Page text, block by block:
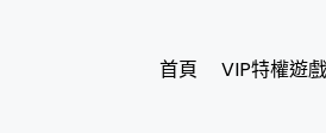
首頁 VIP特權遊